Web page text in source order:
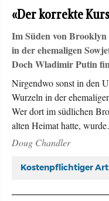
«Der korrekte
Im Süden von
in der ehemaligen
Doch Wladimir Putin
Nirgendwo sonst in den
Wurzeln in der
Wer dort im südlichen
alten Heimat hatte,
Doug Chandler
Kostenpflichtiger